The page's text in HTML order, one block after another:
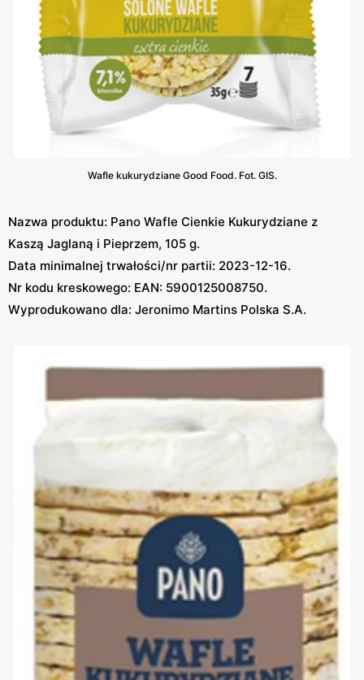
Wafle kukurydziane Good Food. Fot. GIS.
Nazwa produktu: Pano Wafle Cienkie Kukurydziane z
Kaszą Jaglaną i Pieprzem, 105 g.
Data minimalnej trwałości/nr partii: 2023-12-16.
Nr kodu kreskowego: EAN: 5900125008750.
Wyprodukowano dla: Jeronimo Martins Polska S.A.